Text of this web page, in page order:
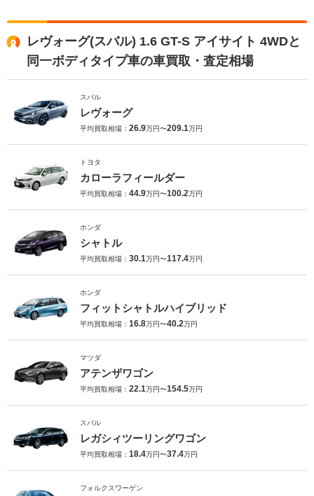
レヴォーグ(スバル) 1.6 GT-S アイサイト 4WDと
同一ボディタイプ車の車買取・査定相場
スバル
レヴォーグ
平均買取相場： 26.9万円〜209.1万円
トヨタ
カローラフィールダー
平均買取相場： 44.9万円〜100.2万円
ホンダ
シャトル
平均買取相場： 30.1万円〜117.4万円
ホンダ
フィットシャトルハイブリッド
平均買取相場： 16.8万円〜40.2万円
マツダ
アテンザワゴン
平均買取相場： 22.1万円〜154.5万円
スバル
レガシィツーリングワゴン
平均買取相場： 18.4万円〜37.4万円
フォルクスワーゲン